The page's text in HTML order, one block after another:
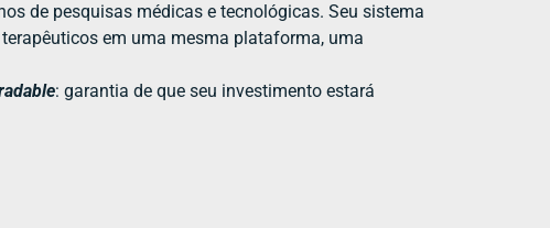
de pesquisas médicas e tecnológicas. Seu sistema
em uma mesma plataforma, uma
: garantia de que seu investimento estará